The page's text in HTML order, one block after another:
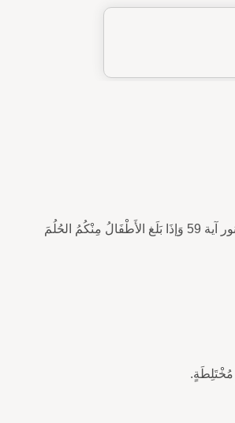
حُلُمٌ - حُلُمٌ [ح ل م] (مصدر: حَلَمَ). بَلَغَ الحُلُمَ : أَدْرَكَ سِنَّ البُلُوغِ. النور آية 59 وَإذَا بَلَغ الأَطْفَالُ مِنْكُمُ الحُلُمَ